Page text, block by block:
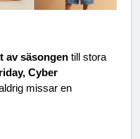
av säsongen till stora
Cyber
missar en